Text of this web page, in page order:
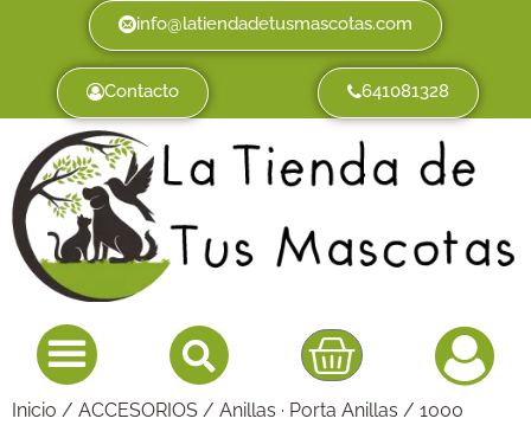
info@latiendadetusmascotas.com
Contacto 641081328
Inicio / ACCESORIOS / Anillas · Porta Anillas / 1000